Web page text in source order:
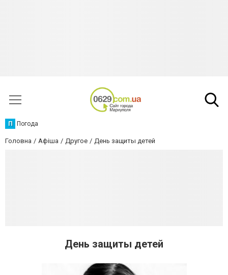
П Погода
Головна Афіша Другое День защиты детей
День защиты детей